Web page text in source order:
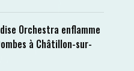
Orchestra enflamme
à Châtillon-sur-